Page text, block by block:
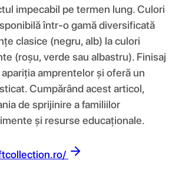
impecabil pe termen lung. Culori
într-o gamă diversificată
clasice (negru, alb) la culori
(roșu, verde sau albastru). Finisaj
amprentelor și oferă un
Cumpărând acest articol,
de sprijinire a familiilor
și resurse educaționale.